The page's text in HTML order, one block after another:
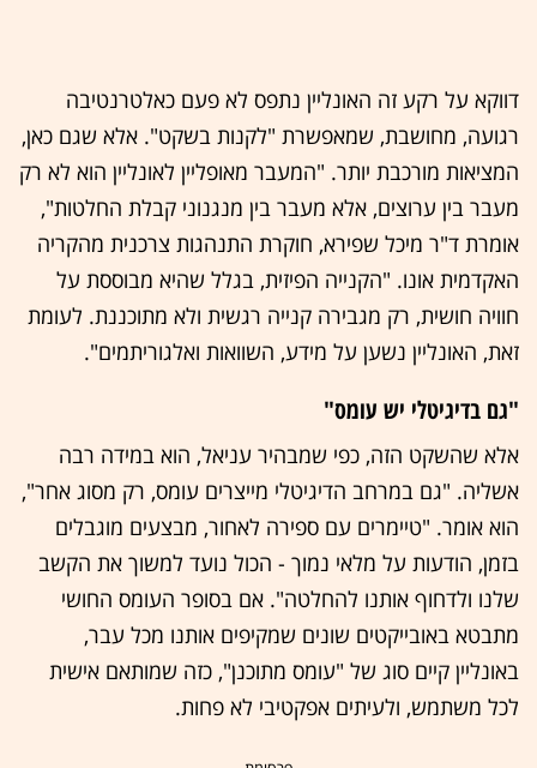
דווקא על רקע זה האונליין נתפס לא פעם כאלטרנטיבה
רגועה, מחושבת, שמאפשרת "לקנות בשקט". אלא שגם כאן,
המציאות מורכבת יותר. "המעבר מאופליין לאונליין הוא לא רק
מעבר בין ערוצים, אלא מעבר בין מנגנוני קבלת החלטות",
אומרת ד"ר מיכל שפירא, חוקרת התנהגות צרכנית מהקריה
האקדמית אונו. "הקנייה הפיזית, בגלל שהיא מבוססת על
חוויה חושית, רק מגבירה קנייה רגשית ולא מתוכננת. לעומת
זאת, האונליין נשען על מידע, השוואות ואלגוריתמים".
"גם בדיגיטלי יש עומס"
אלא שהשקט הזה, כפי שמבהיר עניאל, הוא במידה רבה
אשליה. "גם במרחב הדיגיטלי מייצרים עומס, רק מסוג אחר",
הוא אומר. "טיימרים עם ספירה לאחור, מבצעים מוגבלים
בזמן, הודעות על מלאי נמוך - הכול נועד למשוך את הקשב
שלנו ולדחוף אותנו להחלטה". אם בסופר העומס החושי
מתבטא באובייקטים שונים שמקיפים אותנו מכל עבר,
באונליין קיים סוג של "עומס מתוכנן", כזה שמותאם אישית
לכל משתמש, ולעיתים אפקטיבי לא פחות.